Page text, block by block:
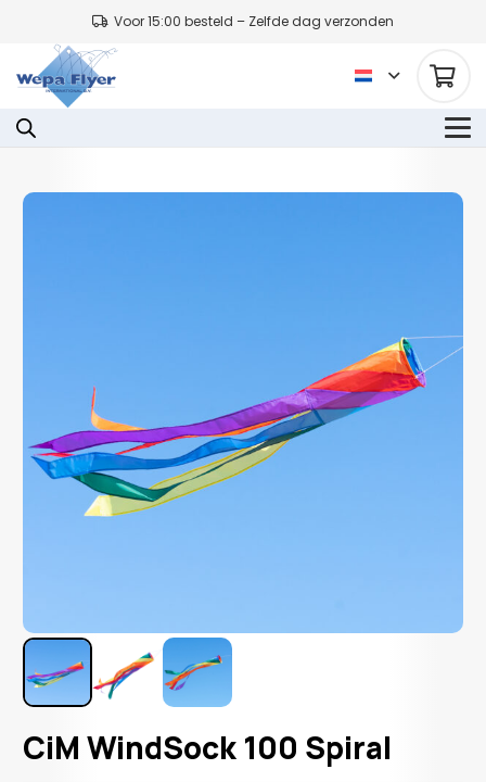
Voor 15:00 besteld – Zelfde dag verzonden
CiM WindSock 100 Spiral